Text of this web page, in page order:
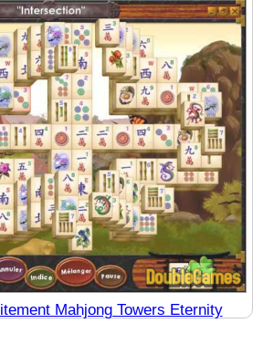
Mahjong Towers Eternity